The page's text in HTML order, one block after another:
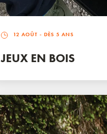
12 AOÛT - DÈS 5 ANS
JEUX EN BOIS